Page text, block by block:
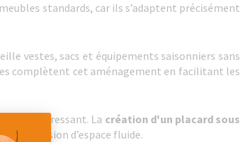
standards, car ils s’adaptent précisément
vestes, sacs et équipements saisonniers sans
complètent cet aménagement en facilitant les
intéressant. La création d'un placard sous
impression d’espace fluide.